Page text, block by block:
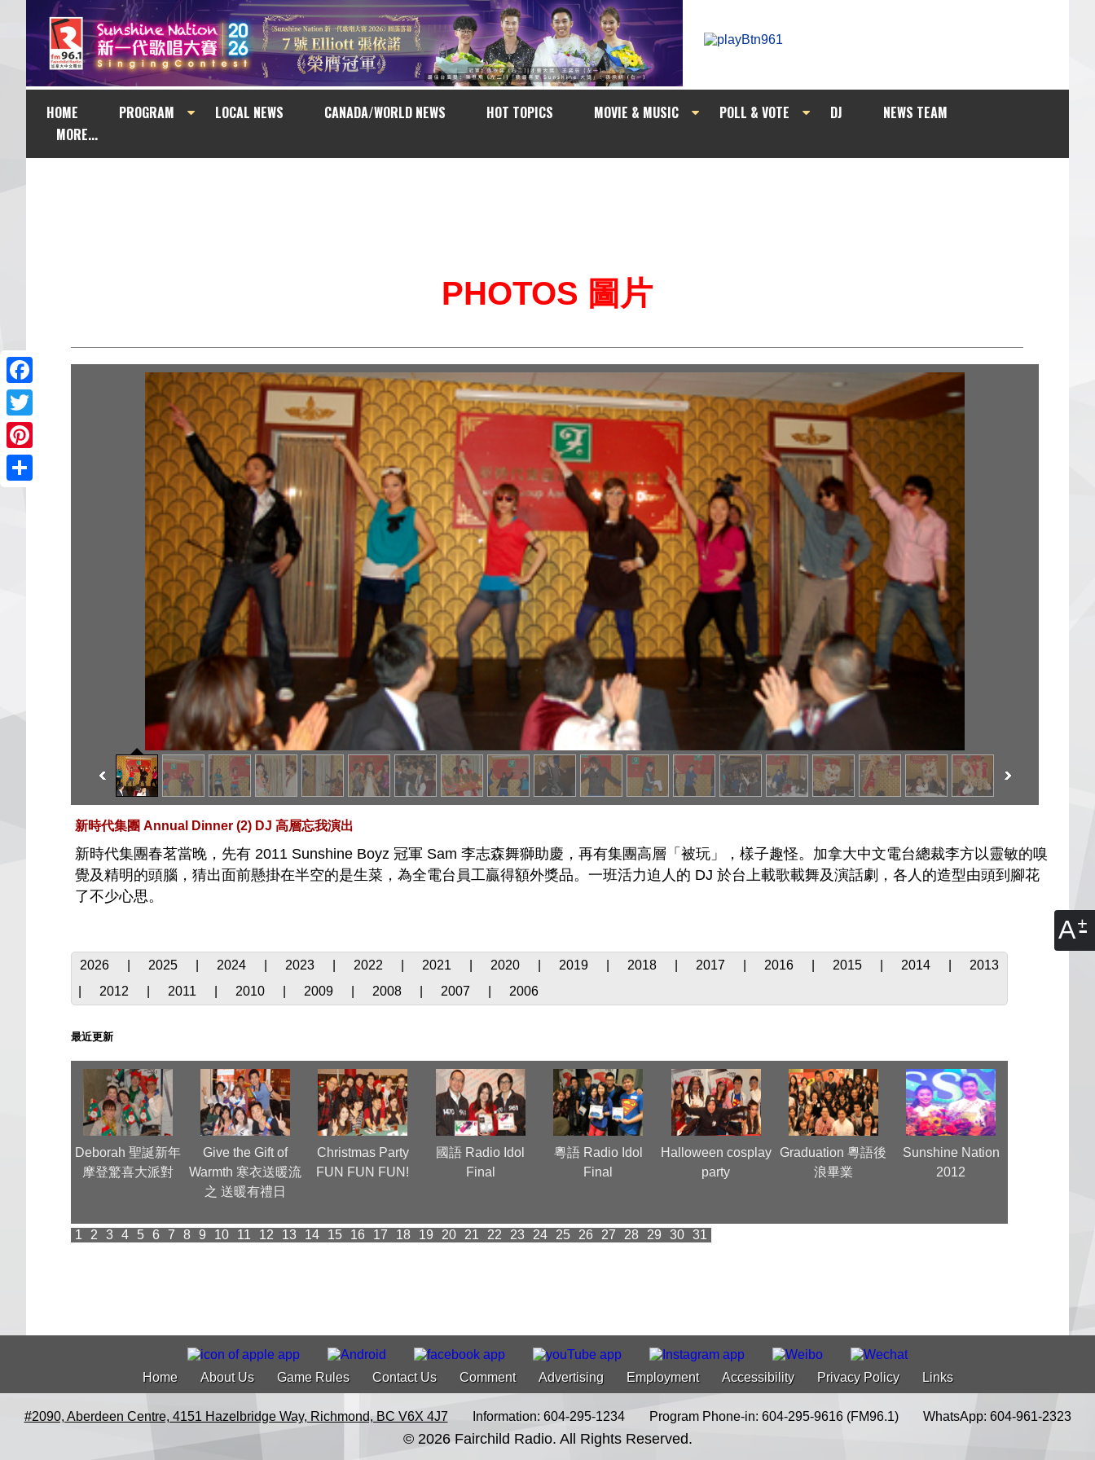
A
HOME PROGRAM LOCAL NEWS CANADA/WORLD NEWS HOT TOPICS MOVIE & MUSIC POLL & VOTE DJ
NEWS TEAM
MORE...
Facebook
Twitter
Pinterest
PHOTOS 圖片
新時代集團 Annual Dinner (2) DJ 高層忘我演出
新時代集團春茗當晚，先有 2011 Sunshine Boyz 冠軍 Sam 李志森舞獅助慶，再有集團高層「被玩」，樣子趣怪。加拿大中文電台總裁李方以靈敏的嗅
覺及精明的頭腦，猜出面前懸掛在半空的是生菜，為全電台員工贏得額外獎品。一班活力迫人的 DJ 於台上載歌載舞及演話劇，各人的造型由頭到腳花
了不少心思。
2026 2025 2024 2023 2022 2021 2020 2019 2018 2017 2016 2015 2014
2013
2012 2011 2010 2009 2008 2007 2006
最近更新
Deborah 聖誕新年
摩登驚喜大派對
Give the Gift of
Warmth 寒衣送暖流
之 送暖有禮日
Christmas Party
FUN FUN FUN!
國語 Radio Idol
Final
粵語 Radio Idol
Final
Halloween cosplay
party
Graduation 粵語後
浪畢業
Sunshine Nation
2012
1 2 3 4 5 6 7 8 9 10 11 12 13 14 15 16 17 18 19 20 21 22 23 24 25 26 27 28 29 30 31
Home About Us Game Rules Contact Us Comment Advertising Employment Accessibility Privacy Policy Links
#2090, Aberdeen Centre, 4151 Hazelbridge Way, Richmond, BC V6X 4J7 Information: 604-295-1234 Program Phone-in: 604-295-9616 (FM96.1) WhatsApp: 604-961-2323
© 2026 Fairchild Radio. All Rights Reserved.